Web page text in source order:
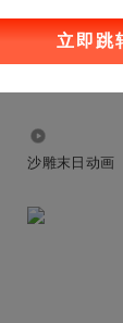
沙雕末日动画
立即跳